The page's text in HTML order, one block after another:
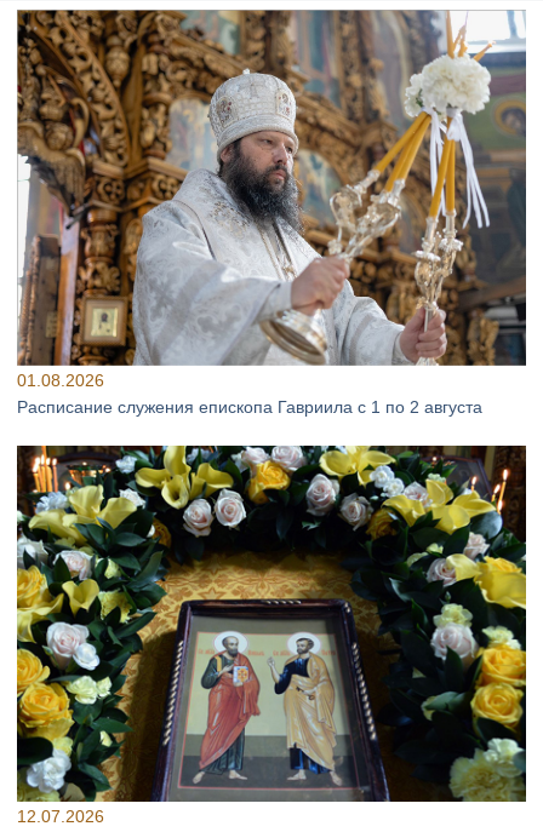
01.08.2026
Расписание служения епископа Гавриила с 1 по 2 августа
12.07.2026